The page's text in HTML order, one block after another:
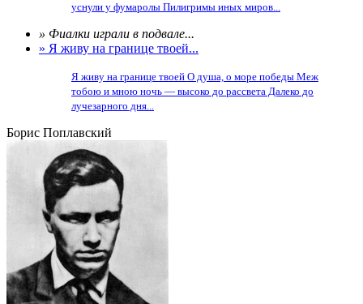
уснули у фумаролы Пилигримы иных миров...
» Фиалки играли в подвале...
» Я живу на границе твоей...
Я живу на границе твоей О душа, о море победы Меж
тобою и мною ночь — высоко до рассвета Далеко до
лучезарного дня...
Борис Поплавский